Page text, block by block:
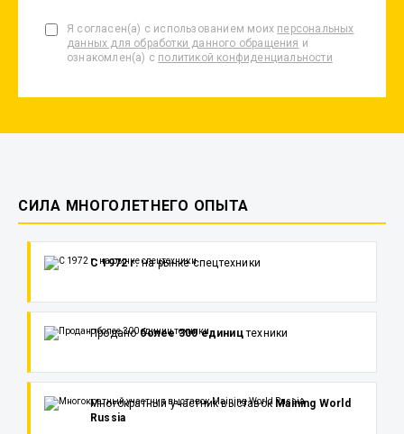
Я согласен(а) с использованием моих персональных
данных для обработки данного обращения и
ознакомлен(а) с политикой конфиденциальности
СИЛА МНОГОЛЕТНЕГО ОПЫТА
С 1972 г.на рынке спецтехники
Проданоболее 300 едиництехники
Многократный участник выставок Maining World
Russia